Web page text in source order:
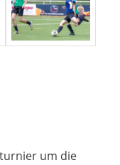
um die